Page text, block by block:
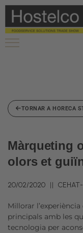
TORNAR A HORECA
Màrqueting
olors et
20/02/2020
Millorar
principals amb les
tecnologia per